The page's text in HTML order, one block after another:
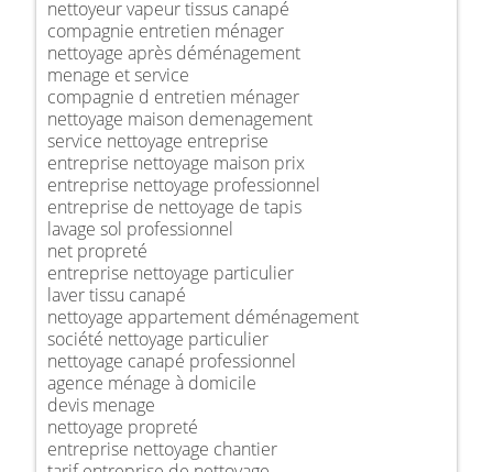
nettoyeur vapeur tissus canapé
compagnie entretien ménager
nettoyage après déménagement
menage et service
compagnie d entretien ménager
nettoyage maison demenagement
service nettoyage entreprise
entreprise nettoyage maison prix
entreprise nettoyage professionnel
entreprise de nettoyage de tapis
lavage sol professionnel
net propreté
entreprise nettoyage particulier
laver tissu canapé
nettoyage appartement déménagement
société nettoyage particulier
nettoyage canapé professionnel
agence ménage à domicile
devis menage
nettoyage propreté
entreprise nettoyage chantier